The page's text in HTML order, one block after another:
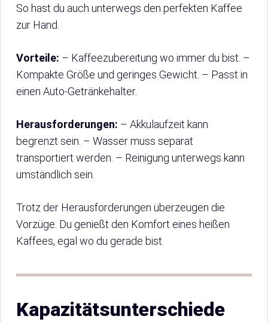
So hast du auch unterwegs den perfekten Kaffee
zur Hand.
Vorteile: – Kaffeezubereitung wo immer du bist. –
Kompakte Größe und geringes Gewicht. – Passt in
einen Auto-Getränkehalter.
Herausforderungen: – Akkulaufzeit kann
begrenzt sein. – Wasser muss separat
transportiert werden. – Reinigung unterwegs kann
umständlich sein.
Trotz der Herausforderungen überzeugen die
Vorzüge. Du genießt den Komfort eines heißen
Kaffees, egal wo du gerade bist.
Kapazitätsunterschiede